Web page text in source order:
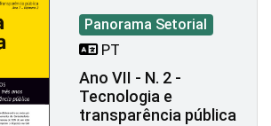
Panorama Setorial
PT
Ano VII - N. 2 -
Tecnologia e
transparência pública